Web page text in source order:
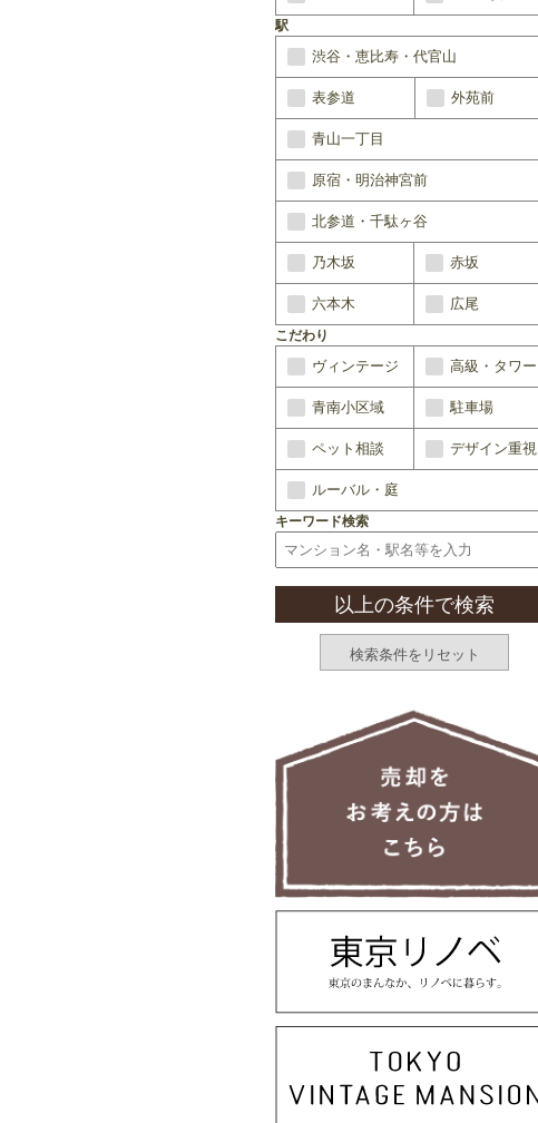
駅
渋谷・恵比寿・代官山
表参道 外苑前
青山一丁目
原宿・明治神宮前
北参道・千駄ヶ谷
乃木坂 赤坂
六本木 広尾
こだわり
ヴィンテージ 高級・タワー
青南小区域 駐車場
ペット相談 デザイン重視
ルーバル・庭
キーワード検索